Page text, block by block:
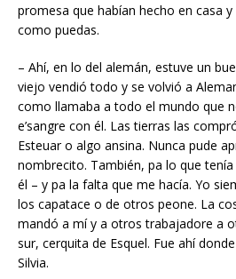
promesa que habían hecho en casa
como puedas.
– Ahí, en lo del alemán, estuve un
viejo vendió todo y se volvió a
como llamaba a todo el mundo que
e’sangre con él. Las tierras las
Esteuar o algo ansina. Nunca pude
nombrecito. También, pa lo que
él – y pa la falta que me hacía. Yo
los capatace o de otros peone. La
mandó a mí y a otros trabajadore a
sur, cerquita de Esquel. Fue ahí
Silvia.